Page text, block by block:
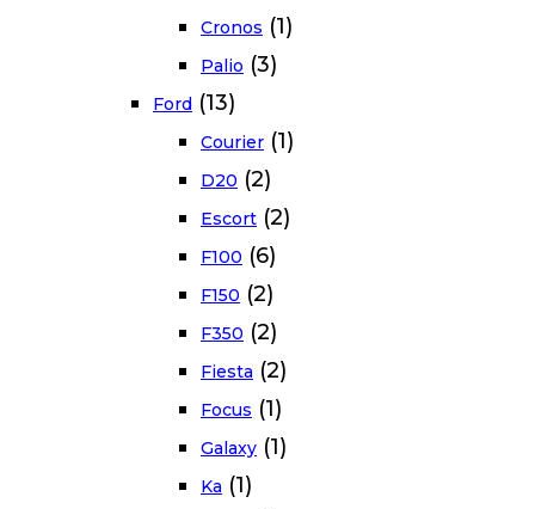
Cronos (1)
Palio (3)
Ford (13)
Courier (1)
D20 (2)
Escort (2)
F100 (6)
F150 (2)
F350 (2)
Fiesta (2)
Focus (1)
Galaxy (1)
Ka (1)